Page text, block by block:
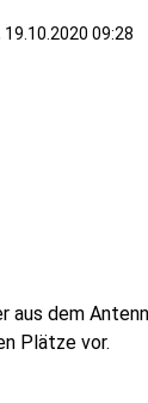
19.10.2020 09:28
aus dem
Plätze vor.